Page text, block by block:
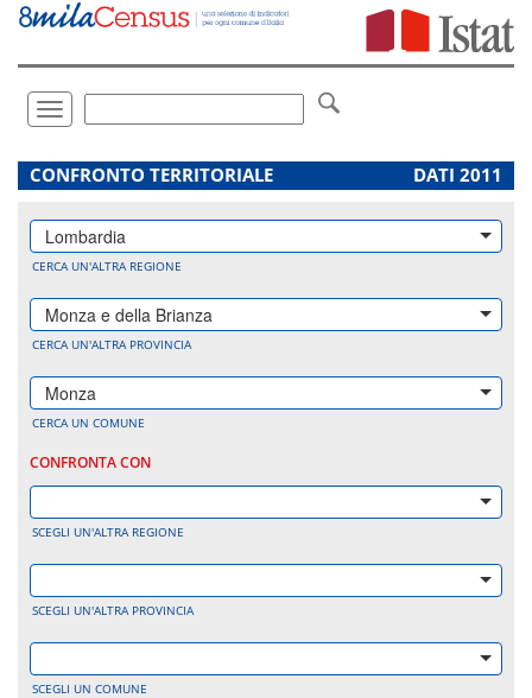
Vai
direttamente
Toggle
navigation
.
CONFRONTO TERRITORIALE DATI 2011
Lombardia
CERCA UN'ALTRA REGIONE
Monza e della Brianza
CERCA UN'ALTRA PROVINCIA
Monza
CERCA UN COMUNE
CONFRONTA CON
SCEGLI UN'ALTRA REGIONE
SCEGLI UN'ALTRA PROVINCIA
SCEGLI UN COMUNE